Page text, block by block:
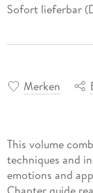
Sofort lieferbar
Merken
This volume
techniques and
emotions and